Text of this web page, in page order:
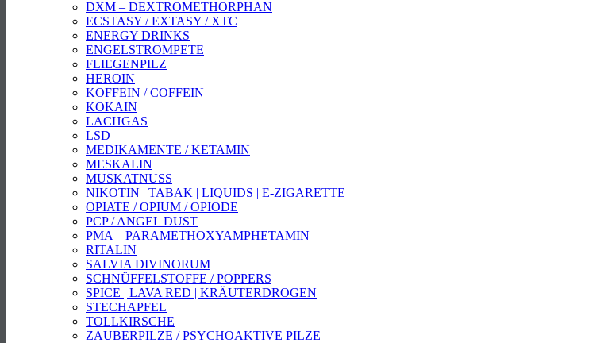
DXM – DEXTROMETHORPHAN
ECSTASY / EXTASY / XTC
ENERGY DRINKS
ENGELSTROMPETE
FLIEGENPILZ
HEROIN
KOFFEIN / COFFEIN
KOKAIN
LACHGAS
LSD
MEDIKAMENTE / KETAMIN
MESKALIN
MUSKATNUSS
NIKOTIN | TABAK | LIQUIDS | E-ZIGARETTE
OPIATE / OPIUM / OPIODE
PCP / ANGEL DUST
PMA – PARAMETHOXYAMPHETAMIN
RITALIN
SALVIA DIVINORUM
SCHNÜFFELSTOFFE / POPPERS
SPICE | LAVA RED | KRÄUTERDROGEN
STECHAPFEL
TOLLKIRSCHE
ZAUBERPILZE / PSYCHOAKTIVE PILZE